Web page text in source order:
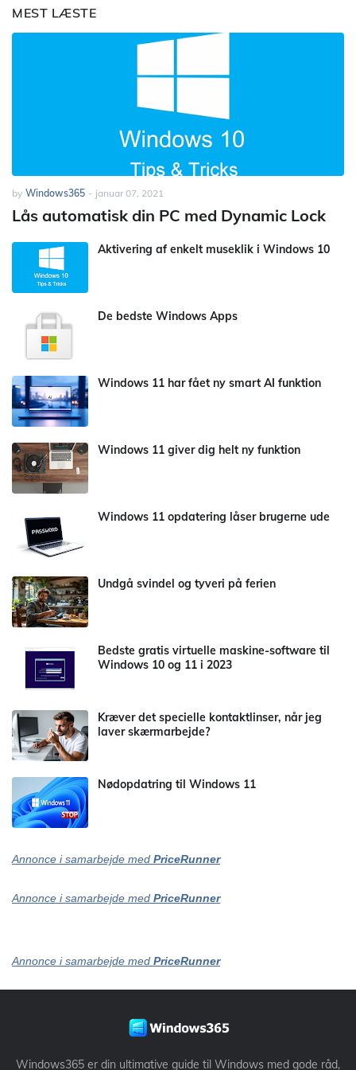
MEST LÆSTE
by Windows365 - januar 07, 2021
Lås automatisk din PC med Dynamic Lock
Aktivering af enkelt museklik i Windows 10
De bedste Windows Apps
Windows 11 har fået ny smart AI funktion
Windows 11 giver dig helt ny funktion
Windows 11 opdatering låser brugerne ude
Undgå svindel og tyveri på ferien
Bedste gratis virtuelle maskine-software til
Windows 10 og 11 i 2023
Kræver det specielle kontaktlinser, når jeg
laver skærmarbejde?
Nødopdatring til Windows 11
Annonce i samarbejde med PriceRunner
Annonce i samarbejde med PriceRunner
Annonce i samarbejde med PriceRunner
Windows365 er din ultimative guide til Windows med gode råd,